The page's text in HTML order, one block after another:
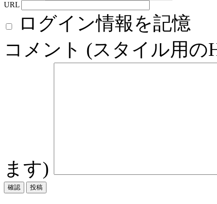
URL
ログイン情報を記憶
コメント (スタイル用
ます)